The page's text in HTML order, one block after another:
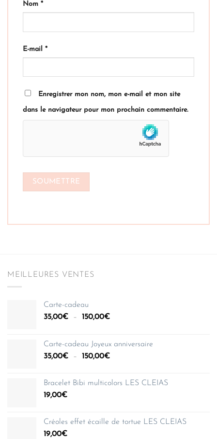
Nom *
E-mail *
Enregistrer mon nom, mon e-mail et mon site
dans le navigateur pour mon prochain commentaire.
MEILLEURES VENTES
Carte-cadeau
35,00€ – 150,00€Plage
35,00€
à
Carte-cadeau Joyeux anniversaire
35,00€ – 150,00€Plage
35,00€
Bracelet Bibi multicolors LES CLEIAS
19,00€
Créoles effet écaille de tortue LES CLEIAS
19,00€